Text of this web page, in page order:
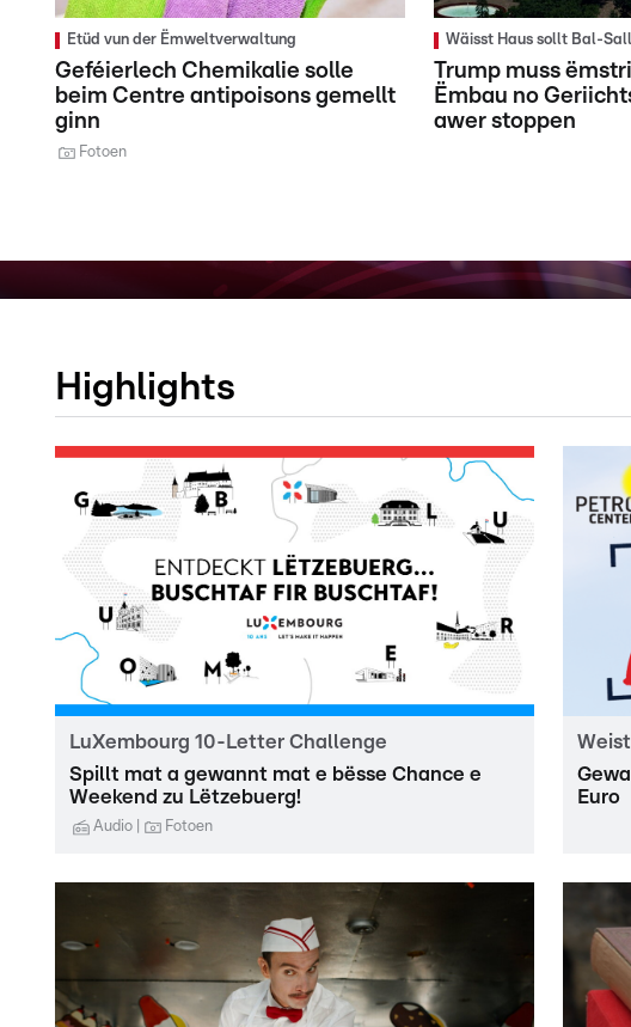
Etüd vun der Ëmweltverwaltung
Geféierlech Chemikalie solle
beim Centre antipoisons gemellt
ginn
Fotoen
Wäisst Haus sollt Bal-
Trump muss
Ëmbau no
awer stoppen
Highlights
LuXembourg 10-Letter Challenge
Spillt mat a gewannt mat e bësse Chance e
Weekend zu Lëtzebuerg!
Audio Fotoen
Euro